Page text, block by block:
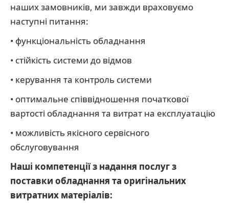
наших замовників, ми завжди враховуємо
наступні питання:
• функціональність обладнання
• стійкість системи до відмов
• керування та контроль системи
• оптимальне співвідношення початкової
вартості обладнання та витрат на експлуатацію
• можливість якісного сервісного
обслуговування
Наші компетенції з надання послуг з
поставки обладнання та оригінальних
витратних матеріалів: